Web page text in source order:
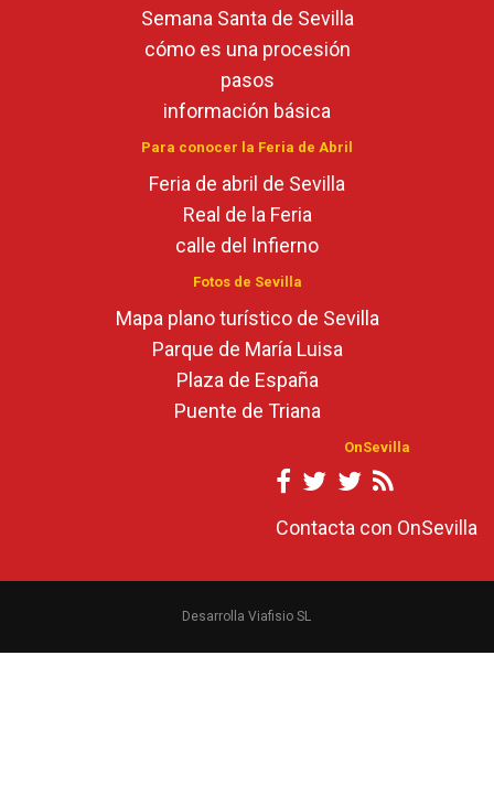
Semana Santa de Sevilla
cómo es una procesión
pasos
información básica
Para conocer la Feria de Abril
Feria de abril de Sevilla
Real de la Feria
calle del Infierno
Fotos de Sevilla
Mapa plano turístico de Sevilla
Parque de María Luisa
Plaza de España
Puente de Triana
OnSevilla
Contacta con OnSevilla
Desarrolla Viafisio SL